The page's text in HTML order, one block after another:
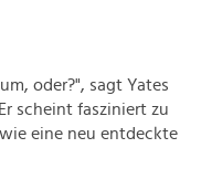
oder?", sagt Yates
Er scheint fasziniert zu
eine neu entdeckte